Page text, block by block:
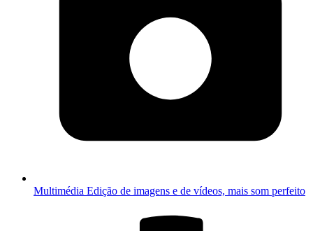
Multimédia Edição de imagens e de vídeos, mais som perfeito